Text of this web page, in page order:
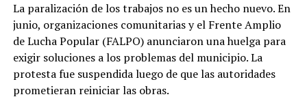
La paralización de los trabajos no es un hecho nuevo. En
junio, organizaciones comunitarias y el Frente Amplio
de Lucha Popular (FALPO) anunciaron una huelga para
exigir soluciones a los problemas del municipio. La
protesta fue suspendida luego de que las autoridades
prometieran reiniciar las obras.